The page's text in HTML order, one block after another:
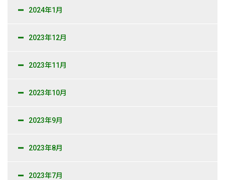
2024年1月
2023年12月
2023年11月
2023年10月
2023年9月
2023年8月
2023年7月